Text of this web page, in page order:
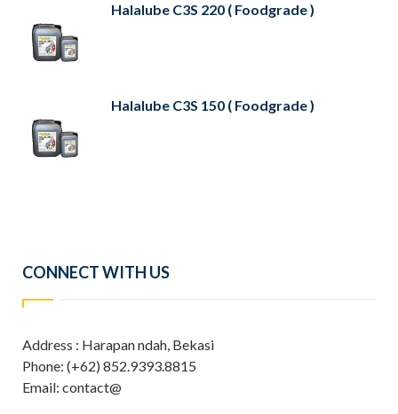
Halalube C3S 220 ( Foodgrade )
Halalube C3S 150 ( Foodgrade )
CONNECT WITH US
Address : Harapan ndah, Bekasi
Phone: (+62) 852.9393.8815
Email: contact@